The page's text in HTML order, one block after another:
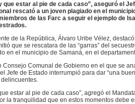
estar al pie de cada caso”, aseguró el
rescató a un joven plagiado en el
de las Farc a seguir el ejemplo de
de la República, Álvaro Uribe Vélez,
que se rescatara de las “garras” del
en el municipio de Samaná, en el
Consejo Comunal de Gobierno en el que se
Jefe de Estado interrumpió para dar “una
estar al pie de cada caso”, agregó el
la tranquilidad que en estos momentos debe